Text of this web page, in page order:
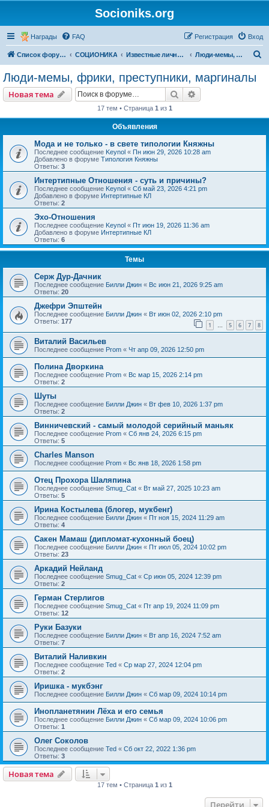
Socioniks.org
Награды FAQ Вход
Регистрация
Список форумов СОЦИОНИКА Известные личности Люди-мемы, фрики, преступники, маргиналы
Люди-мемы, фрики, преступники, маргиналы
Новая тема Поиск
17 тем • Страница 1 из 1
Объявления
Мода и не только - в свете типологии Княжны
Последнее сообщение Keynol « Пн июн 29, 2026 10:28 am
Добавлено в форуме Типология Княжны
Ответы: 3
Интертипные Отношения - суть и причины?
Последнее сообщение Keynol « Сб май 23, 2026 4:21 pm
Добавлено в форуме Интертипные КЛ
Ответы: 2
Эхо-Отношения
Последнее сообщение Keynol « Пт июн 19, 2026 11:36 am
Добавлено в форуме Интертипные КЛ
Ответы: 6
Темы
Серж Дур-Дачник
Последнее сообщение Билли Джин « Вс июн 21, 2026 9:25 am
Ответы: 20
Джефри Эпштейн
Последнее сообщение Билли Джин « Вт июн 02, 2026 2:10 pm
Ответы: 177 1 … 5 6 7 8
Виталий Васильев
Последнее сообщение Prom « Чт апр 09, 2026 12:50 pm
Полина Дворкина
Последнее сообщение Prom « Вс мар 15, 2026 2:14 pm
Ответы: 2
Шуты
Последнее сообщение Билли Джин « Вт фев 10, 2026 1:37 pm
Ответы: 2
Винничевский - самый молодой серийный маньяк
Последнее сообщение Prom « Сб янв 24, 2026 6:15 pm
Ответы: 5
Charles Manson
Последнее сообщение Prom « Вс янв 18, 2026 1:58 pm
Отец Прохора Шаляпина
Последнее сообщение Smug_Cat « Вт май 27, 2025 10:23 am
Ответы: 5
Ирина Костылева (блогер, мукбенг)
Последнее сообщение Билли Джин « Пт ноя 15, 2024 11:29 am
Ответы: 4
Сакен Мамаш (дипломат-кухонный боец)
Последнее сообщение Билли Джин « Пт июл 05, 2024 10:02 pm
Ответы: 23
Аркадий Нейланд
Последнее сообщение Smug_Cat « Ср июн 05, 2024 12:39 pm
Ответы: 2
Герман Стерлигов
Последнее сообщение Smug_Cat « Пт апр 19, 2024 11:09 pm
Ответы: 12
Руки Базуки
Последнее сообщение Билли Джин « Вт апр 16, 2024 7:52 am
Ответы: 7
Виталий Наливкин
Последнее сообщение Ted « Ср мар 27, 2024 12:04 pm
Ответы: 2
Иришка - мукбэнг
Последнее сообщение Билли Джин « Сб мар 09, 2024 10:14 pm
Инопланетянин Лёха и его семья
Последнее сообщение Билли Джин « Сб мар 09, 2024 10:06 pm
Ответы: 1
Олег Соколов
Последнее сообщение Ted « Сб окт 22, 2022 1:36 pm
Ответы: 3
Новая тема
17 тем • Страница 1 из 1
Перейти